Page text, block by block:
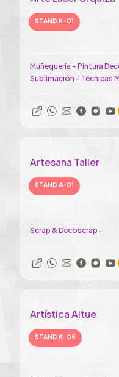
STAND K-01
Muñequería - Pintura
Sublimación - Técnicas
Artesana Taller
STAND A-01
Scrap & Decoscrap -
Artística Aitue
STAND K-05